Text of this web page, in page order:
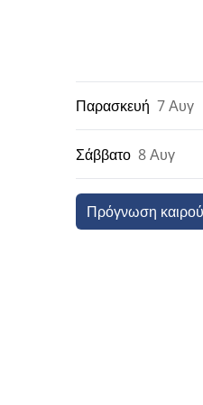
Παρασκευή 7 Αυγ
Σάββατο 8 Αυγ
Πρόγνωση